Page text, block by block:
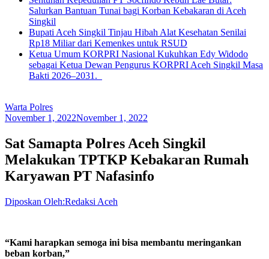
Salurkan Bantuan Tunai bagi Korban Kebakaran di Aceh
Singkil
Bupati Aceh Singkil Tinjau Hibah Alat Kesehatan Senilai
Rp18 Miliar dari Kemenkes untuk RSUD
Ketua Umum KORPRI Nasional Kukuhkan Edy Widodo
sebagai Ketua Dewan Pengurus KORPRI Aceh Singkil Masa
Bakti 2026–2031.
Warta Polres
November 1, 2022November 1, 2022
Sat Samapta Polres Aceh Singkil
Melakukan TPTKP Kebakaran Rumah
Karyawan PT Nafasinfo
Diposkan Oleh:Redaksi Aceh
“Kami harapkan semoga ini bisa membantu meringankan
beban korban,”